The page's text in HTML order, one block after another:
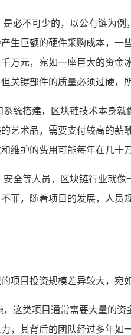
必不可少的，以公有链为
生巨额的硬件采购成本，
元，宛如一座巨大的资
关键部件的质量必须过硬，
统搭建，区块链技术本身
术品，需要支付较高的
护的费用可能每年在几十
全等人员，区块链行业就
菲，随着项目的发展，人
项目投资规模差异较大，宛
这类项目通常需要大量的
，其背后的团队经过多年